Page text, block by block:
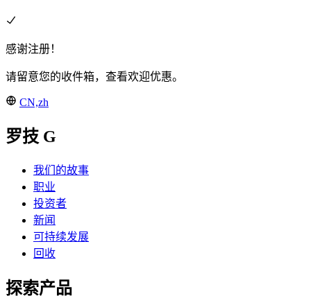
感谢注册！
请留意您的收件箱，查看欢迎优惠。
CN,zh
罗技 G
我们的故事
职业
投资者
新闻
可持续发展
回收
探索产品